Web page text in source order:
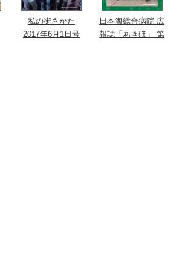
私の街さかた
2017年6月1日号
日本海総合病院 広
報誌「あきほ」 第